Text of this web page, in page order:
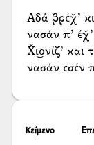
Αδά βρέχ̌’
νασάν π’
Χ̌ι͜ονίζ’ και
νασάν εσέν
Κείμενο